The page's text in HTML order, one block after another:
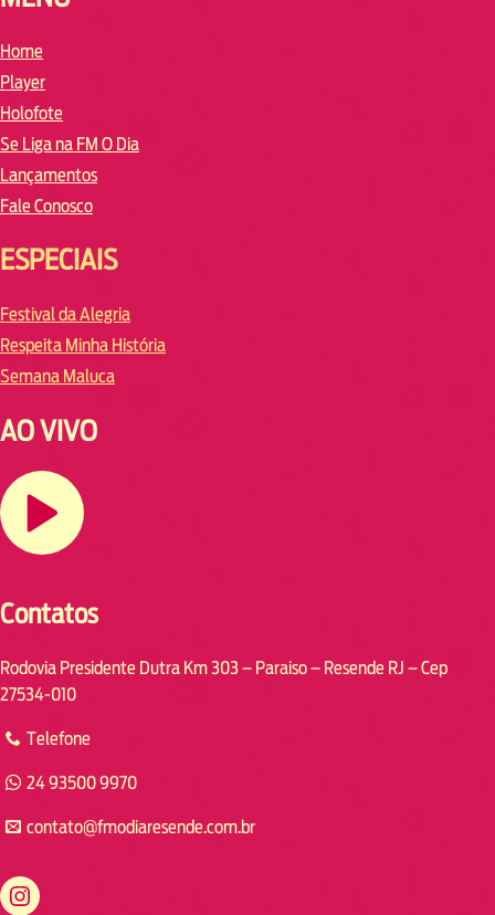
Home
Player
Holofote
Se Liga na FM O Dia
Lançamentos
Fale Conosco
ESPECIAIS
Festival da Alegria
Respeita Minha História
Semana Maluca
AO VIVO
Contatos
Rodovia Presidente Dutra Km 303 – Paraiso – Resende RJ – Cep
27534-010
Telefone
24 93500 9970
contato@fmodiaresende.com.br
https://www.instagram.com/fmodiaresende